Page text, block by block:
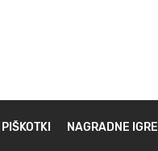
PIŠKOTKI
NAGRADNE IGRE